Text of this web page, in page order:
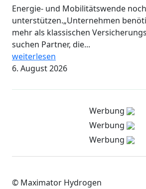
Energie- und Mobilitätswende
unterstützen.„Unternehmen
mehr als klassischen
suchen Partner, die...
weiterlesen
6. August 2026
Werbung
Werbung
Werbung
© Maximator Hydrogen